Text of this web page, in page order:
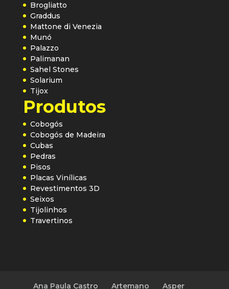
Brogliatto
Graddus
Mattone di Venezia
Munó
Palazzo
Palimanan
Sahel Stones
Solarium
Tijox
Produtos
Cobogós
Cobogós de Madeira
Cubas
Pedras
Pisos
Placas Vinílicas
Revestimentos 3D
Seixos
Tijolinhos
Travertinos
Ana Paula Castro Artemano Asper